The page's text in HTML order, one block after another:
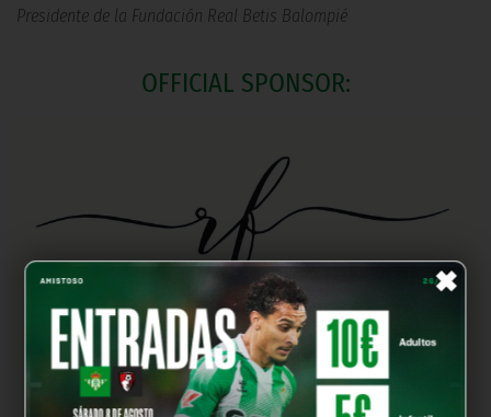
×
Presidente de la Fundación Real Betis Balompié
OFFICIAL SPONSOR: